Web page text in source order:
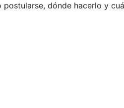
dónde hacerlo y